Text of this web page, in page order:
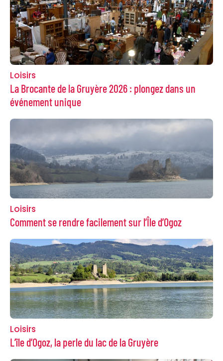
Loisirs
La Brocante de la Gruyère 2026 : plongez dans un
événement unique
Loisirs
Comment se rendre facilement sur l’Île d’Ogoz
Loisirs
L’île d’Ogoz, la perle du lac de la Gruyère